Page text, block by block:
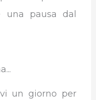
una pausa dal
un giorno per